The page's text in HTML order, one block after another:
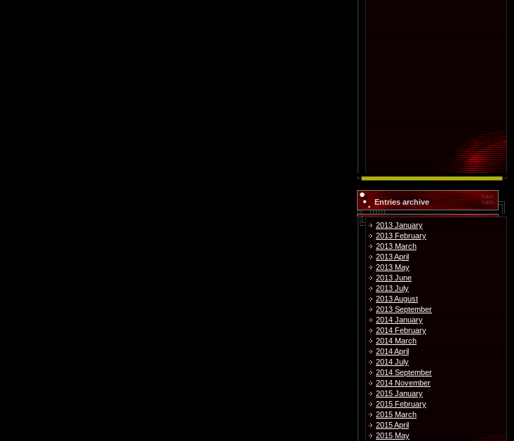
Entries archive
2013 January
2013 February
2013 March
2013 April
2013 May
2013 June
2013 July
2013 August
2013 September
2014 January
2014 February
2014 March
2014 April
2014 July
2014 September
2014 November
2015 January
2015 February
2015 March
2015 April
2015 May